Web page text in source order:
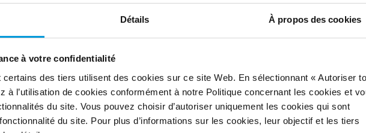
Détails À propos des cookies
à votre confidentialité
des tiers utilisent des cookies sur ce site Web. En sélectionnant « Autoriser
à l’utilisation de cookies conformément à notre Politique concernant les cookies et
du site. Vous pouvez choisir d’autoriser uniquement les cookies qui sont
du site. Pour plus d’informations sur les cookies, leur objectif et les tiers
et sécurité des